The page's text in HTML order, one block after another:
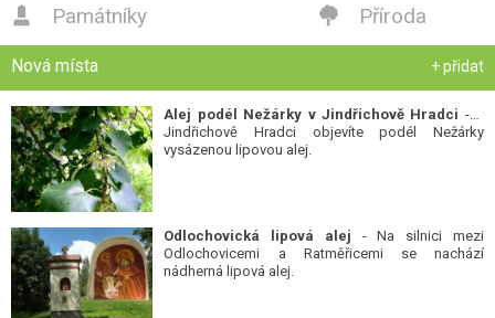
 Památníky  Příroda
Nová místa + přidat
Alej podél Nežárky v Jindřichově Hradci - V
Jindřichově Hradci objevíte podél Nežárky
vysázenou lipovou alej.
Odlochovická lipová alej - Na silnici mezi
Odlochovicemi a Ratměřicemi se nachází
nádherná lipová alej.